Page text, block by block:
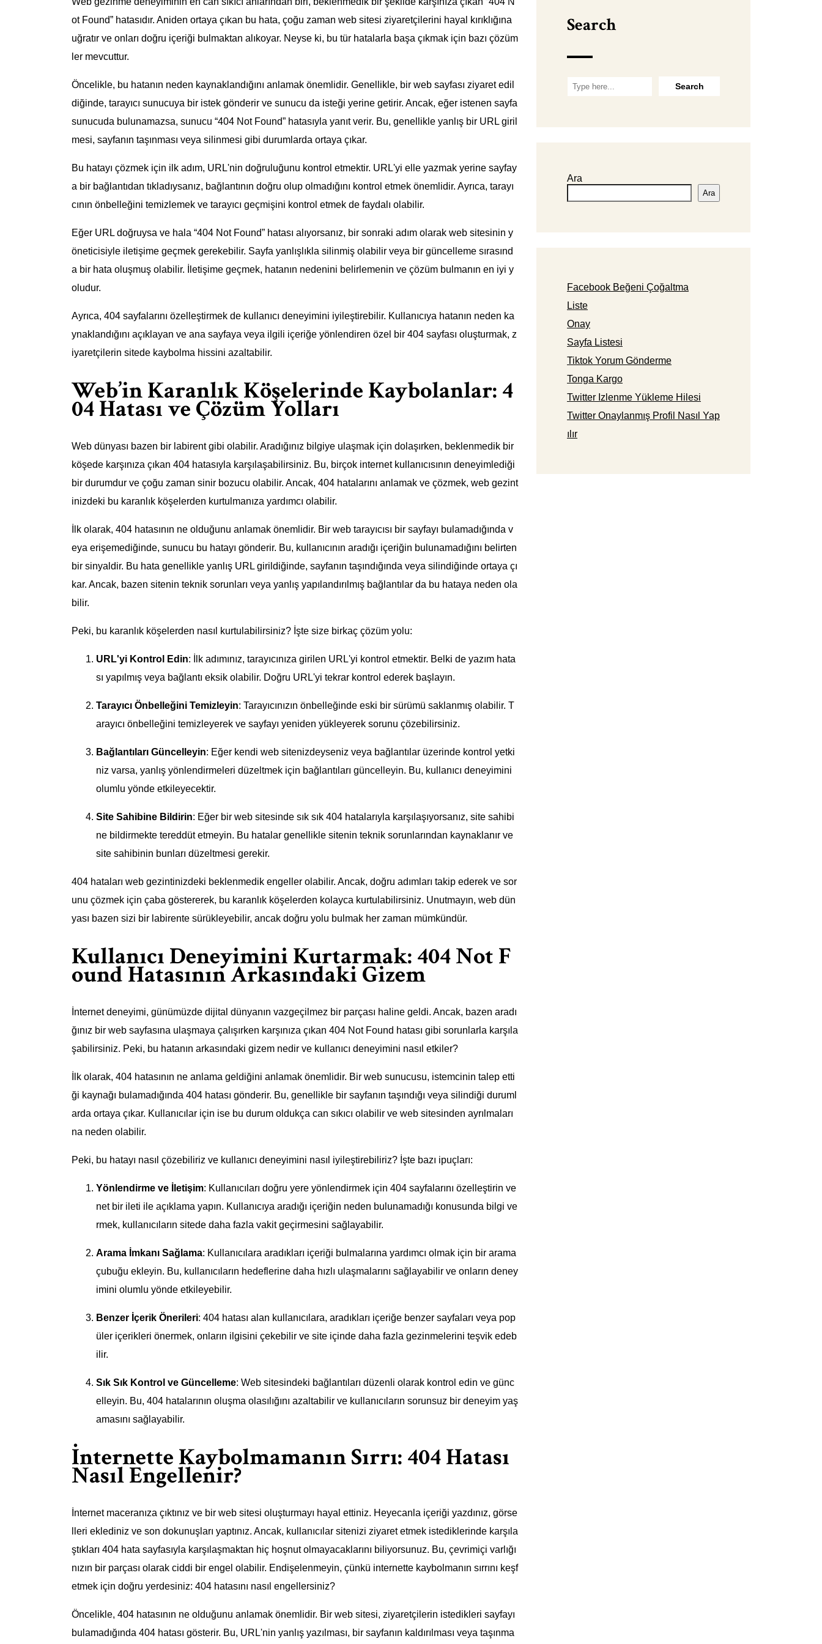
ot Found” hatasıdır. Aniden ortaya çıkan bu hata, çoğu zaman web sitesi ziyaretçilerini hayal kırıklığına
uğratır ve onları doğru içeriği bulmaktan alıkoyar. Neyse ki, bu tür hatalarla başa çıkmak için bazı çözüm
ler mevcuttur.
Öncelikle, bu hatanın neden kaynaklandığını anlamak önemlidir. Genellikle, bir web sayfası ziyaret edil
diğinde, tarayıcı sunucuya bir istek gönderir ve sunucu da isteği yerine getirir. Ancak, eğer istenen sayfa
sunucuda bulunamazsa, sunucu “404 Not Found” hatasıyla yanıt verir. Bu, genellikle yanlış bir URL giril
mesi, sayfanın taşınması veya silinmesi gibi durumlarda ortaya çıkar.
Bu hatayı çözmek için ilk adım, URL'nin doğruluğunu kontrol etmektir. URL'yi elle yazmak yerine sayfay
a bir bağlantıdan tıkladıysanız, bağlantının doğru olup olmadığını kontrol etmek önemlidir. Ayrıca, tarayı
cının önbelleğini temizlemek ve tarayıcı geçmişini kontrol etmek de faydalı olabilir.
Eğer URL doğruysa ve hala “404 Not Found” hatası alıyorsanız, bir sonraki adım olarak web sitesinin y
öneticisiyle iletişime geçmek gerekebilir. Sayfa yanlışlıkla silinmiş olabilir veya bir güncelleme sırasınd
a bir hata oluşmuş olabilir. İletişime geçmek, hatanın nedenini belirlemenin ve çözüm bulmanın en iyi y
oludur.
Ayrıca, 404 sayfalarını özelleştirmek de kullanıcı deneyimini iyileştirebilir. Kullanıcıya hatanın neden ka
ynaklandığını açıklayan ve ana sayfaya veya ilgili içeriğe yönlendiren özel bir 404 sayfası oluşturmak, z
iyaretçilerin sitede kaybolma hissini azaltabilir.
Web’in Karanlık Köşelerinde Kaybolanlar: 4
04 Hatası ve Çözüm Yolları
Web dünyası bazen bir labirent gibi olabilir. Aradığınız bilgiye ulaşmak için dolaşırken, beklenmedik bir
köşede karşınıza çıkan 404 hatasıyla karşılaşabilirsiniz. Bu, birçok internet kullanıcısının deneyimlediği
bir durumdur ve çoğu zaman sinir bozucu olabilir. Ancak, 404 hatalarını anlamak ve çözmek, web gezint
inizdeki bu karanlık köşelerden kurtulmanıza yardımcı olabilir.
İlk olarak, 404 hatasının ne olduğunu anlamak önemlidir. Bir web tarayıcısı bir sayfayı bulamadığında v
eya erişemediğinde, sunucu bu hatayı gönderir. Bu, kullanıcının aradığı içeriğin bulunamadığını belirten
bir sinyaldir. Bu hata genellikle yanlış URL girildiğinde, sayfanın taşındığında veya silindiğinde ortaya çı
kar. Ancak, bazen sitenin teknik sorunları veya yanlış yapılandırılmış bağlantılar da bu hataya neden ola
bilir.
Peki, bu karanlık köşelerden nasıl kurtulabilirsiniz? İşte size birkaç çözüm yolu:
URL'yi Kontrol Edin: İlk adımınız, tarayıcınıza girilen URL'yi kontrol etmektir. Belki de yazım hata
sı yapılmış veya bağlantı eksik olabilir. Doğru URL'yi tekrar kontrol ederek başlayın.
Tarayıcı Önbelleğini Temizleyin: Tarayıcınızın önbelleğinde eski bir sürümü saklanmış olabilir. T
arayıcı önbelleğini temizleyerek ve sayfayı yeniden yükleyerek sorunu çözebilirsiniz.
Bağlantıları Güncelleyin: Eğer kendi web sitenizdeyseniz veya bağlantılar üzerinde kontrol yetki
niz varsa, yanlış yönlendirmeleri düzeltmek için bağlantıları güncelleyin. Bu, kullanıcı deneyimini
olumlu yönde etkileyecektir.
Site Sahibine Bildirin: Eğer bir web sitesinde sık sık 404 hatalarıyla karşılaşıyorsanız, site sahibi
ne bildirmekte tereddüt etmeyin. Bu hatalar genellikle sitenin teknik sorunlarından kaynaklanır ve
site sahibinin bunları düzeltmesi gerekir.
404 hataları web gezintinizdeki beklenmedik engeller olabilir. Ancak, doğru adımları takip ederek ve sor
unu çözmek için çaba göstererek, bu karanlık köşelerden kolayca kurtulabilirsiniz. Unutmayın, web dün
yası bazen sizi bir labirente sürükleyebilir, ancak doğru yolu bulmak her zaman mümkündür.
Kullanıcı Deneyimini Kurtarmak: 404 Not F
ound Hatasının Arkasındaki Gizem
İnternet deneyimi, günümüzde dijital dünyanın vazgeçilmez bir parçası haline geldi. Ancak, bazen aradı
ğınız bir web sayfasına ulaşmaya çalışırken karşınıza çıkan 404 Not Found hatası gibi sorunlarla karşıla
şabilirsiniz. Peki, bu hatanın arkasındaki gizem nedir ve kullanıcı deneyimini nasıl etkiler?
İlk olarak, 404 hatasının ne anlama geldiğini anlamak önemlidir. Bir web sunucusu, istemcinin talep etti
ği kaynağı bulamadığında 404 hatası gönderir. Bu, genellikle bir sayfanın taşındığı veya silindiği duruml
arda ortaya çıkar. Kullanıcılar için ise bu durum oldukça can sıkıcı olabilir ve web sitesinden ayrılmaları
na neden olabilir.
Peki, bu hatayı nasıl çözebiliriz ve kullanıcı deneyimini nasıl iyileştirebiliriz? İşte bazı ipuçları:
Yönlendirme ve İletişim: Kullanıcıları doğru yere yönlendirmek için 404 sayfalarını özelleştirin ve
net bir ileti ile açıklama yapın. Kullanıcıya aradığı içeriğin neden bulunamadığı konusunda bilgi ve
rmek, kullanıcıların sitede daha fazla vakit geçirmesini sağlayabilir.
Arama İmkanı Sağlama: Kullanıcılara aradıkları içeriği bulmalarına yardımcı olmak için bir arama
çubuğu ekleyin. Bu, kullanıcıların hedeflerine daha hızlı ulaşmalarını sağlayabilir ve onların deney
imini olumlu yönde etkileyebilir.
Benzer İçerik Önerileri: 404 hatası alan kullanıcılara, aradıkları içeriğe benzer sayfaları veya pop
üler içerikleri önermek, onların ilgisini çekebilir ve site içinde daha fazla gezinmelerini teşvik edeb
ilir.
Sık Sık Kontrol ve Güncelleme: Web sitesindeki bağlantıları düzenli olarak kontrol edin ve günc
elleyin. Bu, 404 hatalarının oluşma olasılığını azaltabilir ve kullanıcıların sorunsuz bir deneyim yaş
amasını sağlayabilir.
İnternette Kaybolmamanın Sırrı: 404 Hatası
Nasıl Engellenir?
İnternet maceranıza çıktınız ve bir web sitesi oluşturmayı hayal ettiniz. Heyecanla içeriği yazdınız, görse
lleri eklediniz ve son dokunuşları yaptınız. Ancak, kullanıcılar sitenizi ziyaret etmek istediklerinde karşıla
ştıkları 404 hata sayfasıyla karşılaşmaktan hiç hoşnut olmayacaklarını biliyorsunuz. Bu, çevrimiçi varlığı
nızın bir parçası olarak ciddi bir engel olabilir. Endişelenmeyin, çünkü internette kaybolmanın sırrını keşf
etmek için doğru yerdesiniz: 404 hatasını nasıl engellersiniz?
Öncelikle, 404 hatasının ne olduğunu anlamak önemlidir. Bir web sitesi, ziyaretçilerin istedikleri sayfayı
bulamadığında 404 hatası gösterir. Bu, URL'nin yanlış yazılması, bir sayfanın kaldırılması veya taşınma
Search
Ara
Ara
Facebook Beğeni Çoğaltma
Liste
Onay
Sayfa Listesi
Tiktok Yorum Gönderme
Tonga Kargo
Twitter Izlenme Yükleme Hilesi
Twitter Onaylanmış Profil Nasıl Yap
ılır